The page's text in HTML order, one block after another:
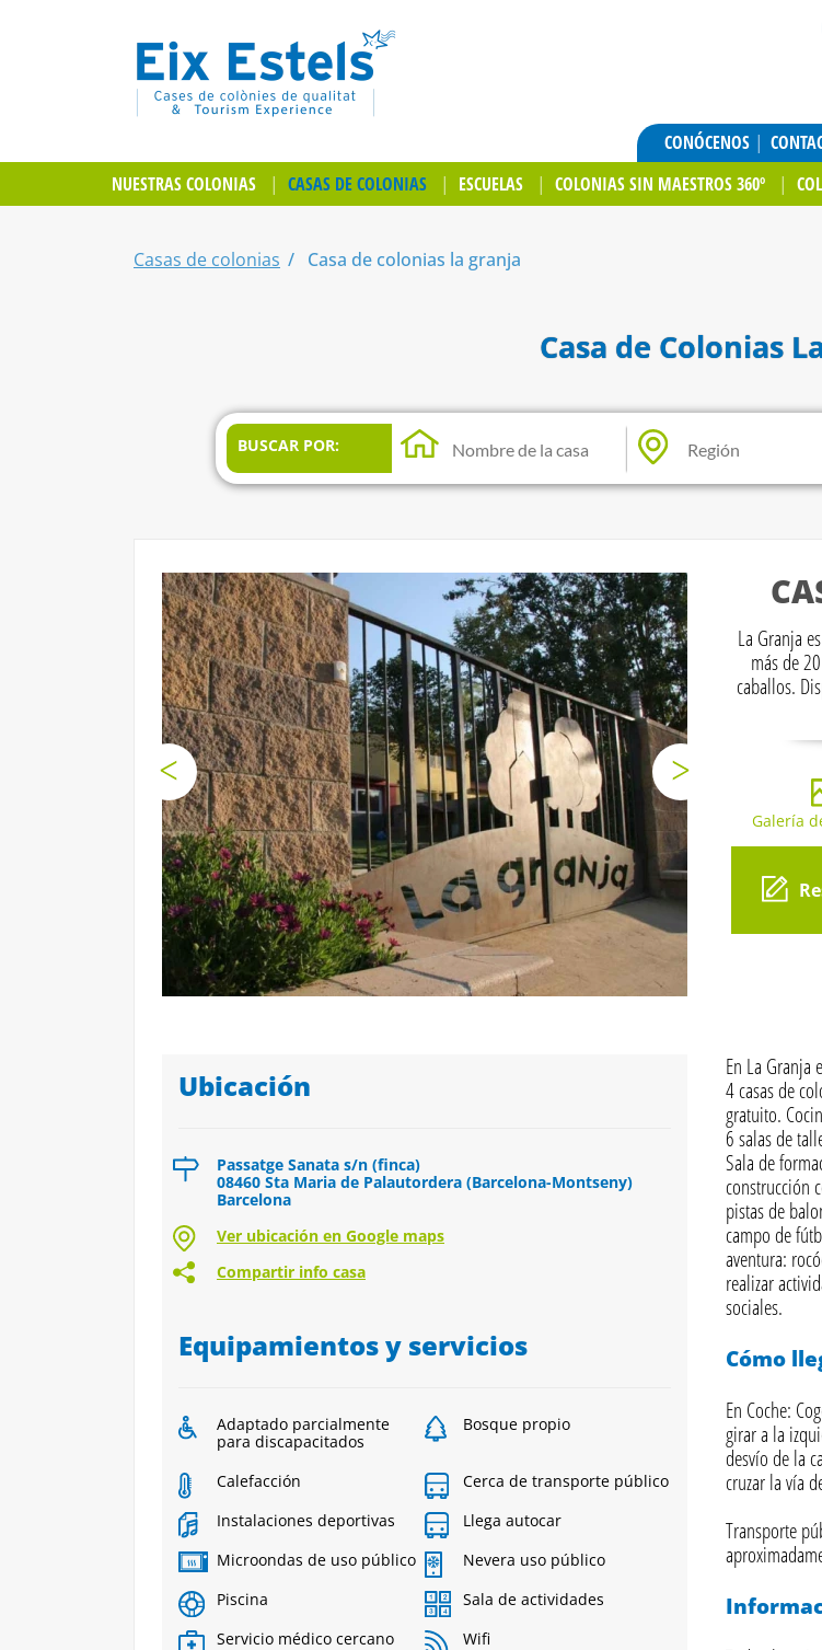
CONÓCENOS
NUESTRAS COLONIAS
CASAS DE COLONIAS ESCUELAS COLONIAS SIN MAESTROS 360º
Casas de colonias Casa de colonias la granja
Casa de Colonias
BUSCAR POR:
La Granja
más de
caballos.
Galería
Ubicación
Passatge Sanata s/n (finca)
08460 Sta Maria de Palautordera (Barcelona-Montseny)
Barcelona
Ver ubicación en Google maps
Compartir info casa
Equipamientos y servicios
Adaptado parcialmente
para discapacitados
Bosque propio
Calefacción
Cerca de transporte público
Instalaciones deportivas
Llega autocar
Microondas de uso público
Nevera uso público
Piscina
Sala de actividades
Servicio médico cercano
Wifi
En La Granja
4 casas de
gratuito.
6 salas de
Sala de
construcción
pistas de
campo de
aventura:
realizar
sociales.
Cómo
En Coche:
girar a la
desvío de la
cruzar la vía
Transporte